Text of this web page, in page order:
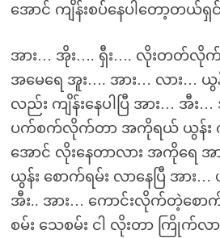
အောင် ကျိန်းစပ်နေပါတော့တယ်ရှင်
အား… အိုး…. ရှီး…. လိုးတတ်လို
အမေရေ အူး…. အား… လား…
လည်း ကျိန်းနေပါပြီ အား… အီး
ပက်စက်လိုက်တာ အကိုရယ် ယွန်း
အောင် လိုးနေတာလား အကိုရေ
ယွန်း စောက်ရမ်း လာနေပြီ အား
အီး.. အား… ကောင်းလိုက်တဲ့စေ
စမ်း သေစမ်း ငါ လိုးတာ ကြိုက်လ